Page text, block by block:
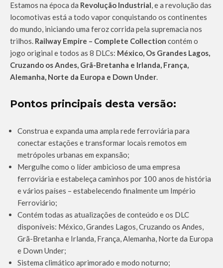
Estamos na época da Revolução Industrial, e a revolução das
locomotivas está a todo vapor conquistando os continentes
do mundo, iniciando uma feroz corrida pela supremacia nos
trilhos. Railway Empire – Complete Collection contém o
jogo original e todos as 8 DLCs: México, Os Grandes Lagos,
Cruzando os Andes, Grã-Bretanha e Irlanda, França,
Alemanha, Norte da Europa e Down Under.
Pontos principais desta versão:
Construa e expanda uma ampla rede ferroviária para
conectar estações e transformar locais remotos em
metrópoles urbanas em expansão;
Mergulhe como o líder ambicioso de uma empresa
ferroviária e estabeleça caminhos por 100 anos de história
e vários países – estabelecendo finalmente um Império
Ferroviário;
Contém todas as atualizações de conteúdo e os DLC
disponíveis: México, Grandes Lagos, Cruzando os Andes,
Grã-Bretanha e Irlanda, França, Alemanha, Norte da Europa
e Down Under;
Sistema climático aprimorado e modo noturno;